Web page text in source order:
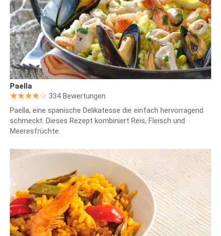
Paella
334 Bewertungen
Paella, eine spanische Delikatesse die einfach hervorragend
schmeckt. Dieses Rezept kombiniert Reis, Fleisch und
Meeresfrüchte.